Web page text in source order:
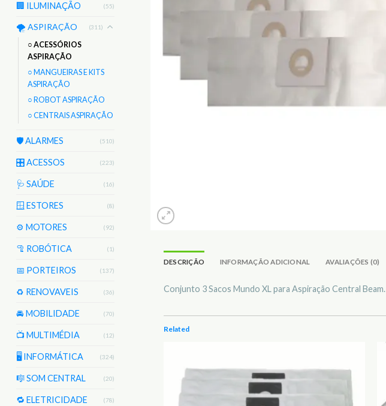
🏢 ILUMINAÇÃO (55)
🌪️ ASPIRAÇÃO (311)
○ ACESSÓRIOS
ASPIRAÇÃO
○ MANGUEIRAS E KITS
ASPIRAÇÃO
○ ROBOT ASPIRAÇÃO
○ CENTRAIS ASPIRAÇÃO
🛡️ ALARMES (510)
🎛️ ACESSOS (223)
🩺 SAÚDE (16)
🪟 ESTORES (8)
⚙️ MOTORES (92)
🦿 ROBÓTICA (1)
📅 PORTEIROS (137)
♻️ RENOVAVEIS (36)
🚘 MOBILIDADE (70)
📺 MULTIMÉDIA (12)
🖥️ INFORMÁTICA (324)
🎼 SOM CENTRAL (20)
🔁 ELETRICIDADE (78)
DESCRIÇÃO INFORMAÇÃO ADICIONAL AVALIAÇÕES (0)
Conjunto 3 Sacos Mundo XL para Aspiração Central Beam.
Related